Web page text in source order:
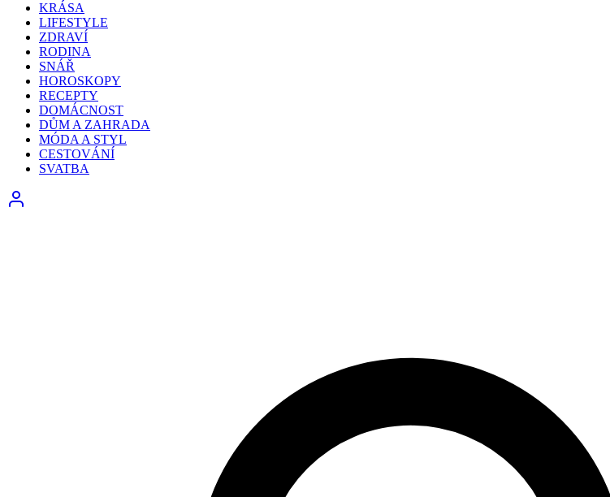
KRÁSA
LIFESTYLE
ZDRAVÍ
RODINA
SNÁŘ
HOROSKOPY
RECEPTY
DOMÁCNOST
DŮM A ZAHRADA
MÓDA A STYL
CESTOVÁNÍ
SVATBA